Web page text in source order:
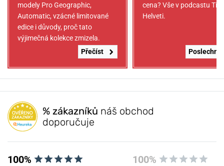
Přečíst
modely Pro Geographic,
Automatic, vzácné limitované
edice i důvody, proč tato
výjimečná kolekce zmizela.
cena? Vše v podcastu Tik
Helveti.
% zákazníků náš obchod
doporučuje
100% 100%